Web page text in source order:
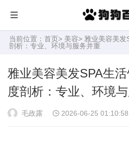
当前位置： 首页> 美容> 雅业美容美发
剖析：专业、环境与服务并重
雅业美容美发SPA生
度剖析：专业、环境
毛政露 2026-06-25 01:10:58